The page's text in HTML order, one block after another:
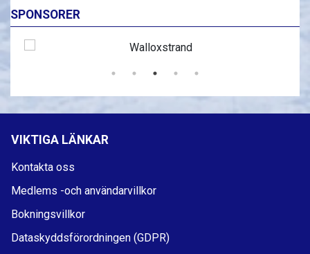
SPONSORER
VIKTIGA LÄNKAR
Kontakta oss
Medlems -och användarvillkor
Bokningsvillkor
Dataskyddsförordningen (GDPR)